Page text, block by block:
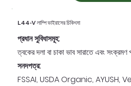
L44-V লাম্পি ভাইরাসের চিকিৎসা
প্রধান সুবিধাসমূহ:
ত্বকের দলা বা চাকা ভাব সারাতে এবং সংক্রমণ
সনদপত্র:
FSSAI, USDA Organic, AYUSH,